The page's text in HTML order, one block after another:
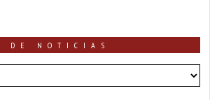
DE NOTICIAS